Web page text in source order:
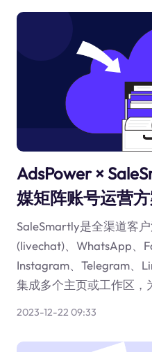
AdsPower ×
媒矩阵账号运营
SaleSmartly是全渠道客
(livechat)、WhatsApp、
Instagram、Telegram、
集成多个主页或工作区，
2023-12-22 09:33